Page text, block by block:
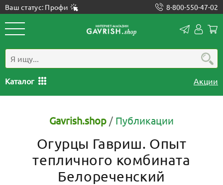
Ваш статус: Профи 8-800-550-47-02
Каталог Акции
Gavrish.shop / Публикации
Огурцы Гавриш. Опыт
тепличного комбината
Белореченский